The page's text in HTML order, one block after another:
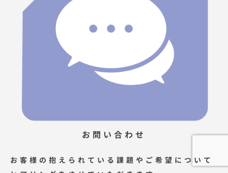
お問い合わせ
お客様の抱えられている課題やご希望について